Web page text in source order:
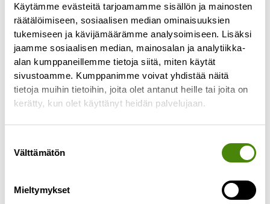
Käytämme evästeitä tarjoamamme sisällön ja mainosten
räätälöimiseen, sosiaalisen median ominaisuuksien
tukemiseen ja kävijämäärämme analysoimiseen. Lisäksi
jaamme sosiaalisen median, mainosalan ja analytiikka-
alan kumppaneillemme tietoja siitä, miten käytät
sivustoamme. Kumppanimme voivat yhdistää näitä
tietoja muihin tietoihin, joita olet antanut heille tai joita on
kerätty, kun olet käyttänyt heidän palvelujaan.
valinta
Välttämätön
Mieltymykset
Lue lisää »